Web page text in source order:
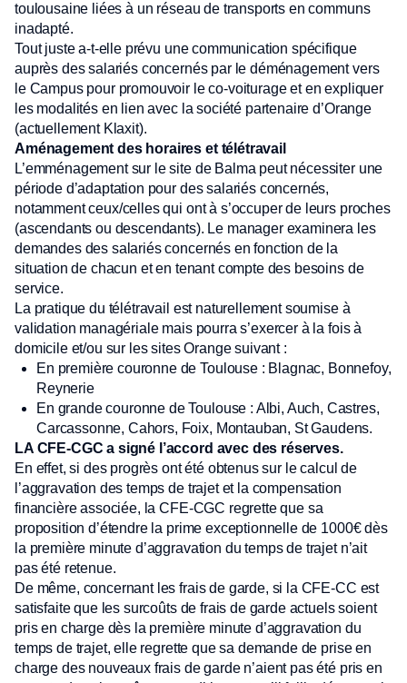
toulousaine liées à un réseau de transports en communs
inadapté.
Tout juste a-t-elle prévu une communication spécifique
auprès des salariés concernés par le déménagement vers
le Campus pour promouvoir le co-voiturage et en expliquer
les modalités en lien avec la société partenaire d’Orange
(actuellement Klaxit).
Aménagement des horaires et télétravail
L’emménagement sur le site de Balma peut nécessiter une
période d’adaptation pour des salariés concernés,
notamment ceux/celles qui ont à s’occuper de leurs proches
(ascendants ou descendants). Le manager examinera les
demandes des salariés concernés en fonction de la
situation de chacun et en tenant compte des besoins de
service.
La pratique du télétravail est naturellement soumise à
validation managériale mais pourra s’exercer à la fois à
domicile et/ou sur les sites Orange suivant :
En première couronne de Toulouse : Blagnac, Bonnefoy,
Reynerie
En grande couronne de Toulouse : Albi, Auch, Castres,
Carcassonne, Cahors, Foix, Montauban, St Gaudens.
LA CFE-CGC a signé l’accord avec des réserves.
En effet, si des progrès ont été obtenus sur le calcul de
l’aggravation des temps de trajet et la compensation
financière associée, la CFE-CGC regrette que sa
proposition d’étendre la prime exceptionnelle de 1000€ dès
la première minute d’aggravation du temps de trajet n’ait
pas été retenue.
De même, concernant les frais de garde, si la CFE-CC est
satisfaite que les surcoûts de frais de garde actuels soient
pris en charge dès la première minute d’aggravation du
temps de trajet, elle regrette que sa demande de prise en
charge des nouveaux frais de garde n’aient pas été pris en